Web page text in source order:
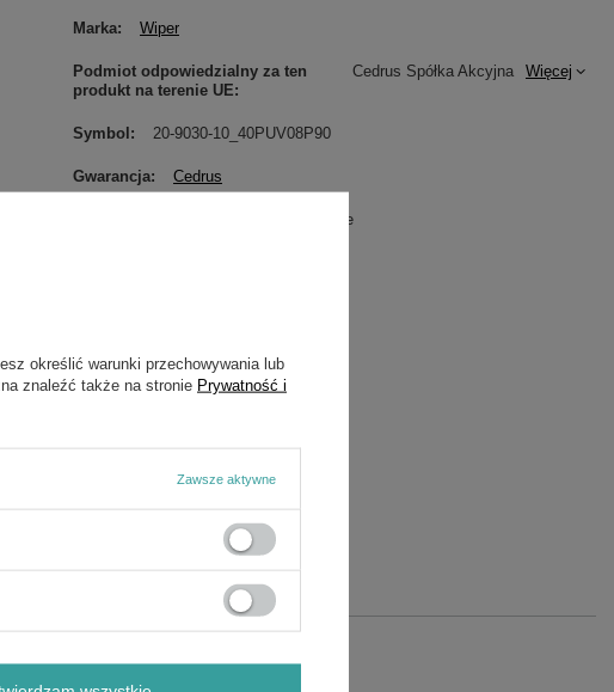
Marka Wiper
Podmiot odpowiedzialny za ten
produkt na terenie UE
Cedrus Spółka Akcyjna Więcej
Symbol 20-9030-10_40PUV08P90
Gwarancja Cedrus
Roboty koszące
określić warunki przechowywania lub
znaleźć także na stronie Prywatność i
Zawsze aktywne